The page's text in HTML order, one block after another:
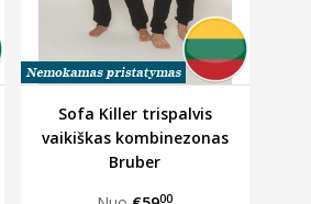
Sofa Killer trispalvis
vaikiškas kombinezonas
Bruber
00